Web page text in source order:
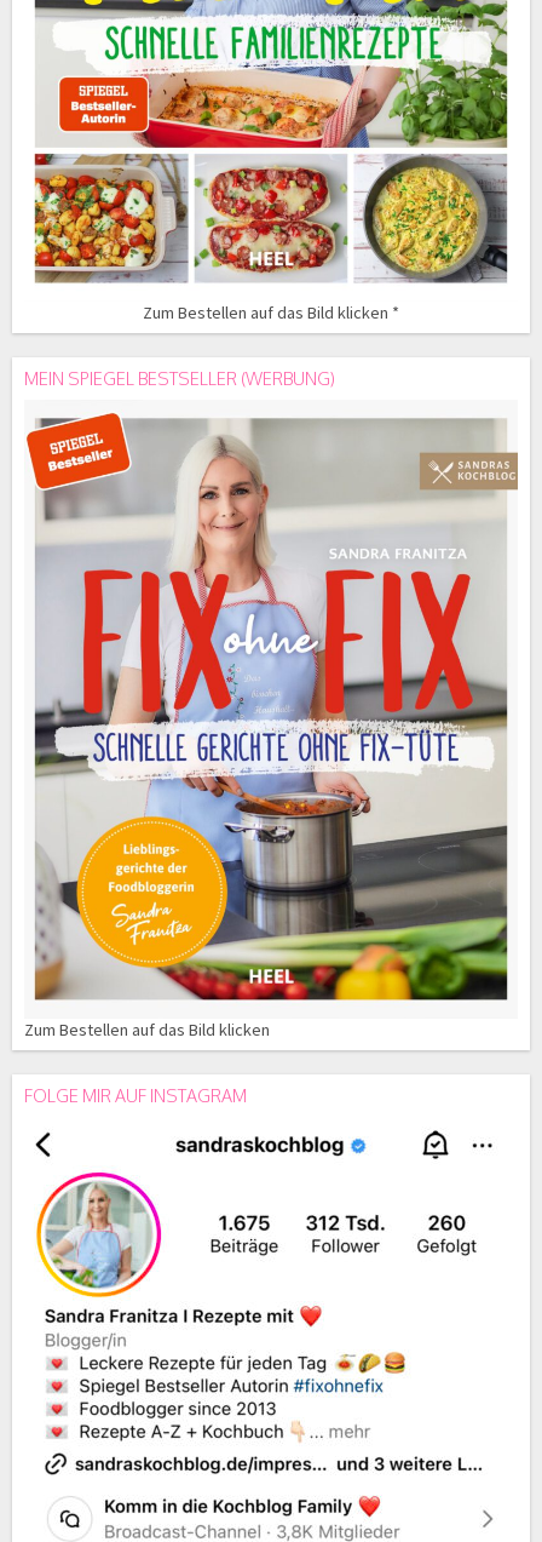
Zum Bestellen auf das Bild klicken *
MEIN SPIEGEL BESTSELLER (WERBUNG)
Zum Bestellen auf das Bild klicken
FOLGE MIR AUF INSTAGRAM